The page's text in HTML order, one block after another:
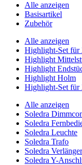
Alle anzeigen
Basisartikel
Zubehör
Alle anzeigen
Highlight-Set für
Highlight
Highlight
Highlight Holm
Highlight-Set für
Alle anzeigen
Soledra
Soledra
Soledra Leuchte
Soledra Trafo
Soledra
Soledra Y-